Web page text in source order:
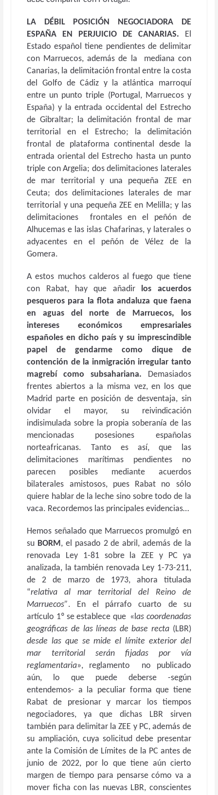
LA DÉBIL POSICIÓN NEGOCIADORA DE
ESPAÑA EN PERJUICIO DE CANARIAS. El
Estado español tiene pendientes de delimitar
con Marruecos, además de la mediana con
Canarias, la delimitación frontal entre la costa
del Golfo de Cádiz y la atlántica marroquí
entre un punto triple (Portugal, Marruecos y
España) y la entrada occidental del Estrecho
de Gibraltar; la delimitación frontal de mar
territorial en el Estrecho; la delimitación
frontal de plataforma continental desde la
entrada oriental del Estrecho hasta un punto
triple con Argelia; dos delimitaciones laterales
de mar territorial y una pequeña ZEE en
Ceuta; dos delimitaciones laterales de mar
territorial y una pequeña ZEE en Melilla; y las
delimitaciones frontales en el peñón de
Alhucemas e las islas Chafarinas, y laterales o
adyacentes en el peñón de Vélez de la
Gomera.
A estos muchos calderos al fuego que tiene
con Rabat, hay que añadir los acuerdos
pesqueros para la flota andaluza que faena
en aguas del norte de Marruecos, los
intereses económicos empresariales
españoles en dicho país y su imprescindible
papel de gendarme como dique de
contención de la inmigración irregular tanto
magrebí como subsahariana. Demasiados
frentes abiertos a la misma vez, en los que
Madrid parte en posición de desventaja, sin
olvidar el mayor, su reivindicación
indisimulada sobre la propia soberanía de las
mencionadas posesiones españolas
norteafricanas. Tanto es así, que las
delimitaciones marítimas pendientes no
parecen posibles mediante acuerdos
bilaterales amistosos, pues Rabat no sólo
quiere hablar de la leche sino sobre todo de la
vaca. Recordemos las principales evidencias…
Hemos señalado que Marruecos promulgó en
su BORM, el pasado 2 de abril, además de la
renovada Ley 1-81 sobre la ZEE y PC ya
analizada, la también renovada Ley 1-73-211,
de 2 de marzo de 1973, ahora titulada
“relativa al mar territorial del Reino de
Marruecos”. En el párrafo cuarto de su
artículo 1º se establece que «las coordenadas
geográficas de las líneas de base recta (LBR)
desde las que se mide el límite exterior del
mar territorial serán fijadas por vía
reglamentaria», reglamento no publicado
aún, lo que puede deberse -según
entendemos- a la peculiar forma que tiene
Rabat de presionar y marcar los tiempos
negociadores, ya que dichas LBR sirven
también para delimitar la ZEE y PC, además de
su ampliación, cuya solicitud debe presentar
ante la Comisión de Límites de la PC antes de
junio de 2022, por lo que tiene aún cierto
margen de tiempo para pensarse cómo va a
mover ficha con las nuevas LBR, conscientes